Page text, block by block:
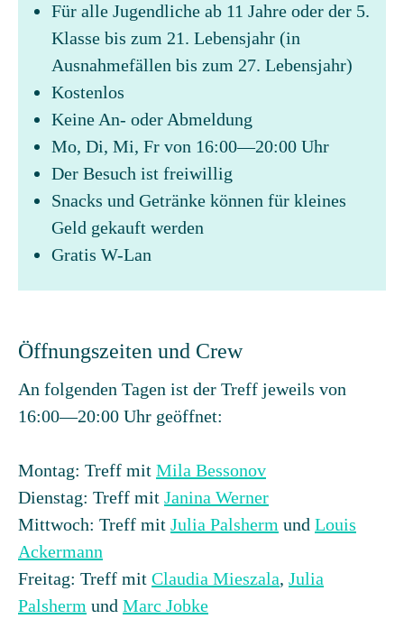
Für alle Jugendliche ab 11 Jahre oder der 5.
Klasse bis zum 21. Lebensjahr (in
Ausnahmefällen bis zum 27. Lebensjahr)
Kostenlos
Keine An- oder Abmeldung
Mo, Di, Mi, Fr von 16:00—20:00 Uhr
Der Besuch ist freiwillig
Snacks und Getränke können für kleines
Geld gekauft werden
Gratis W-Lan
Öffnungszeiten und Crew
An folgenden Tagen ist der Treff jeweils von
16:00—20:00 Uhr geöffnet:
Montag: Treff mit Mila Bessonov
Dienstag: Treff mit Janina Werner
Mittwoch: Treff mit Julia Palsherm und Louis
Ackermann
Freitag: Treff mit Claudia Mieszala, Julia
Palsherm und Marc Jobke